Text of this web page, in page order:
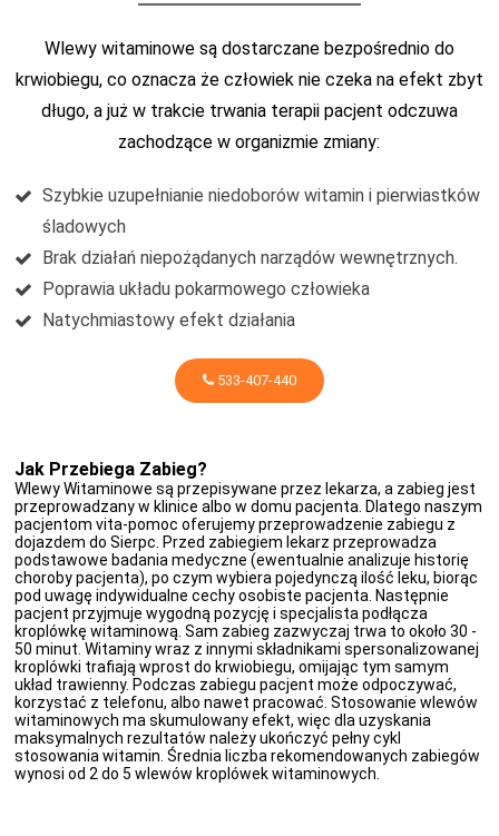
Wlewy witaminowe są dostarczane bezpośrednio do
krwiobiegu, co oznacza że człowiek nie czeka na efekt zbyt
długo, a już w trakcie trwania terapii pacjent odczuwa
zachodzące w organizmie zmiany:
Szybkie uzupełnianie niedoborów witamin i pierwiastków
śladowych
Brak działań niepożądanych narządów wewnętrznych.
Poprawia układu pokarmowego człowieka
Natychmiastowy efekt działania
533-407-440
Jak Przebiega Zabieg?
Wlewy Witaminowe są przepisywane przez lekarza, a zabieg jest
przeprowadzany w klinice albo w domu pacjenta. Dlatego naszym
pacjentom vita-pomoc oferujemy przeprowadzenie zabiegu z
dojazdem do Sierpc. Przed zabiegiem lekarz przeprowadza
podstawowe badania medyczne (ewentualnie analizuje historię
choroby pacjenta), po czym wybiera pojedynczą ilość leku, biorąc
pod uwagę indywidualne cechy osobiste pacjenta. Następnie
pacjent przyjmuje wygodną pozycję i specjalista podłącza
kroplówkę witaminową. Sam zabieg zazwyczaj trwa to około 30 -
50 minut. Witaminy wraz z innymi składnikami spersonalizowanej
kroplówki trafiają wprost do krwiobiegu, omijając tym samym
układ trawienny. Podczas zabiegu pacjent może odpoczywać,
korzystać z telefonu, albo nawet pracować. Stosowanie wlewów
witaminowych ma skumulowany efekt, więc dla uzyskania
maksymalnych rezultatów należy ukończyć pełny cykl
stosowania witamin. Średnia liczba rekomendowanych zabiegów
wynosi od 2 do 5 wlewów kroplówek witaminowych.